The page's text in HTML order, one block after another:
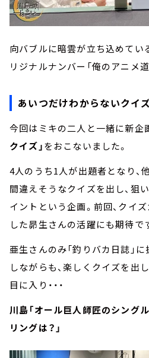
向バブルに暗雲が立ち込めてい
リジナルナンバー「俺のアニメ道
あいつだけわからないクイズ
今回はミキの二人と一緒に新企
クイズ」をおこないました。
4人のうち1人が出題者となり、
間違えそうなクイズを出し、狙
イントという企画。前回、クイ
した昴生さんの活躍にも期待で
亜生さんのみ「釣りバカ日誌」
しながらも、楽しくクイズを出
目に入り・・・
川島「オール巨人師匠のシング
リングは？」